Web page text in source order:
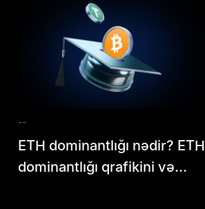
--
ETH dominantlığı nədir? ETH
dominantlığı qrafikini və